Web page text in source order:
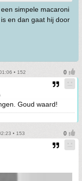
simpele macaroni
en dan gaat hij door
• 152
Goud waard!
• 153